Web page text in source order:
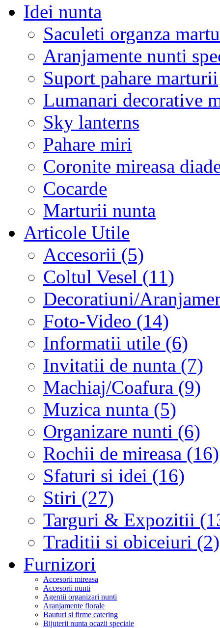
Idei nunta
Saculeti organza
Aranjamente nunti
Suport pahare marturii
Lumanari decorative
Sky lanterns
Pahare miri
Coronite mireasa
Cocarde
Marturii nunta
Articole Utile
Accesorii (5)
Coltul Vesel (11)
Decoratiuni/
Foto-Video (14)
Informatii utile (6)
Invitatii de nunta (7)
Machiaj/Coafura (9)
Muzica nunta (5)
Organizare nunti (6)
Rochii de mireasa (16)
Sfaturi si idei (16)
Stiri (27)
Targuri & Expozitii
Traditii si obiceiuri (2)
Furnizori
Accesorii mireasa
Accesorii nunti
Agentii organizari nunti
Aranjamente florale
Bauturi si firme catering
Bijuterii nunta ocazii speciale